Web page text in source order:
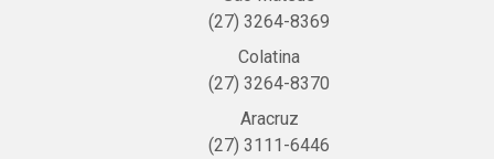
(27) 3264-8369
Colatina
(27) 3264-8370
Aracruz
(27) 3111-6446